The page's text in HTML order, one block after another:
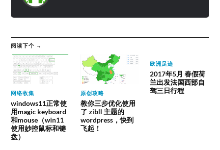
阅读下个 →
网络收集
windows11正常使
用magic keyboard
和mouse（win11
使用妙控鼠标和键
盘）
原创攻略
教你三步优化使用
了 zibll 主题的
wordpress，快到
飞起！
欧洲足迹
2017年5月 春假荷
兰出发法国西部自
驾三日行程